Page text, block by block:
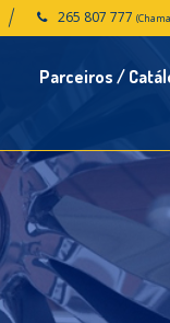
265 807 777
Parceiros /